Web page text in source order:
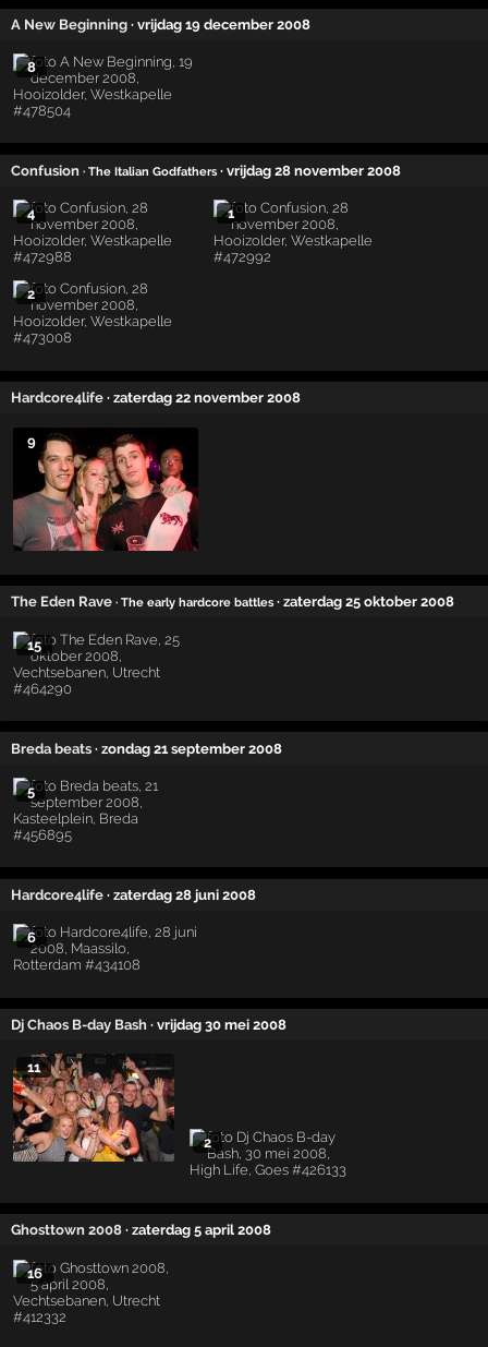
A New Beginning · vrijdag 19 december 2008
8
Confusion · The Italian Godfathers · vrijdag 28 november 2008
4 1
2
Hardcore4life · zaterdag 22 november 2008
9
The Eden Rave · The early hardcore battles · zaterdag 25 oktober 2008
15
Breda beats · zondag 21 september 2008
5
Hardcore4life · zaterdag 28 juni 2008
6
Dj Chaos B-day Bash · vrijdag 30 mei 2008
11
2
Ghosttown 2008 · zaterdag 5 april 2008
16